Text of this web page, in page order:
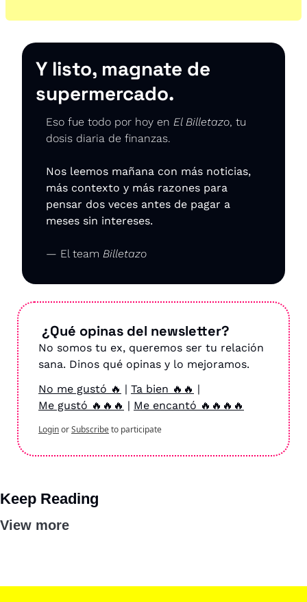
Y listo, magnate de
supermercado.
Eso fue todo por hoy en El Billetazo, tu
dosis diaria de finanzas.
Nos leemos mañana con más noticias,
más contexto y más razones para
pensar dos veces antes de pagar a
meses sin intereses.
— El team Billetazo
¿Qué opinas del newsletter?
No somos tu ex, queremos ser tu relación
sana. Dinos qué opinas y lo mejoramos.
No me gustó 🔥 | Ta bien 🔥🔥 |
Me gustó 🔥🔥🔥 | Me encantó 🔥🔥🔥🔥
LoginorSubscribeto participate
Keep Reading
View more